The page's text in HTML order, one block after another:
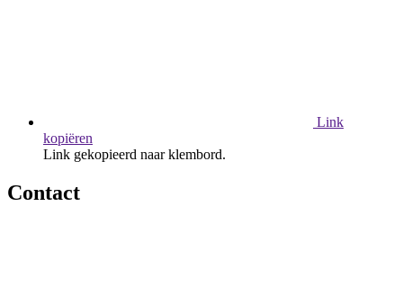
Link
kopiëren
Link gekopieerd naar klembord.
Contact